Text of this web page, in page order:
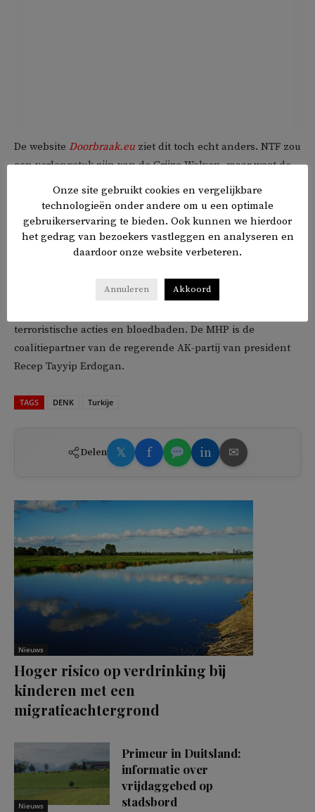
De website Doorbraak.eu ziet dit toch echt anders. NTF zou
een verlengstuk zijn van de Grijze Wolven, maar weet de
‘extreemrechtse en ultranationalistische idealen goed (…)
te verbergen’. NTF misleidt volgens Doorbraak gemeenten
door te strooien met termen als ‘integratie’, ‘participatie’,
‘emancipatie’, ‘dialoog’, ‘sociale cohesie’ en ‘wederzijds
begrip’ en krijgt zo veel subsidie binnen.
De Grijze Wolven vormen de paramilitaire tak van de MHP.
terroristische acties en bloedbaden. De MHP is de
coalitiepartner van de regerende AK-partij van president
Recep Tayyip Erdogan.
TAGS DENK Turkije
Delen 𝕏 f in ✉
Nieuws
Hoger risico op verdrinking bij
kinderen met een
migratieachtergrond
Nieuws
Primeur in Duitsland:
informatie over
vrijdaggebed op
stadsbord
Onze site gebruikt cookies en vergelijkbare
technologieën onder andere om u een optimale
gebruikerservaring te bieden. Ook kunnen we hierdoor
het gedrag van bezoekers vastleggen en analyseren en
daardoor onze website verbeteren.
Annuleren Akkoord